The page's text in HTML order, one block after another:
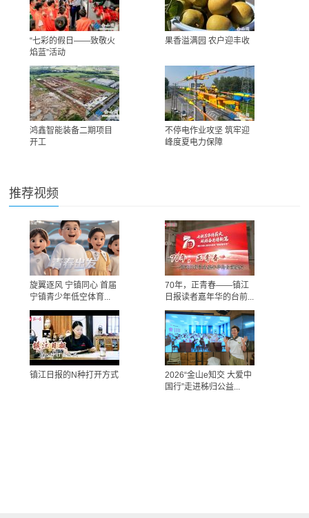
“七彩的假日——致敬火
焰蓝”活动
果香溢满园 农户迎丰收
鸿鑫智能装备二期项目
开工
不停电作业攻坚 筑牢迎
峰度夏电力保障
推荐视频
旋翼逐风 宁镇同心 首届
宁镇青少年低空体育...
70年，正青春——镇江
日报读者嘉年华的台前...
镇江日报的N种打开方式
2026“金山e知交 大爱中
国行”走进秭归公益...